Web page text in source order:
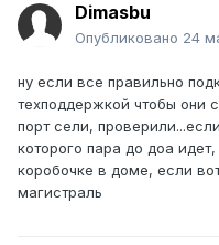
Dimasbu
Опубликовано 24
ну если все правильно
техподдержкой чтобы они
порт сели,
которого пара до доа
коробочке в доме, если
магистраль